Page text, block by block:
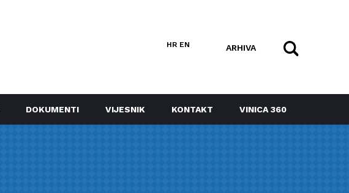
HR EN ARHIVA
DOKUMENTI VIJESNIK KONTAKT VINICA 360